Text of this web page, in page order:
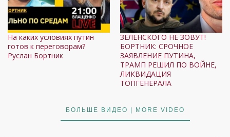
На каких условиях путин
готов к переговорам?
Руслан Бортник
ЗЕЛЕНСКОГО НЕ ЗОВУТ!
БОРТНИК: СРОЧНОЕ
ЗАЯВЛЕНИЕ ПУТИНА,
ТРАМП РЕШИЛ ПО ВОЙНЕ,
ЛИКВИДАЦИЯ
ТОПГЕНЕРАЛА
БОЛЬШЕ ВИДЕО | MORE VIDEO